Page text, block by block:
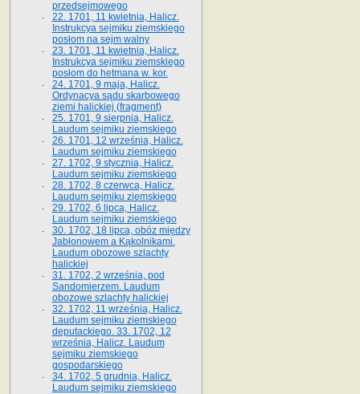
przedsejmowego
22. 1701, 11 kwietnia, Halicz.
Instrukcya sejmiku ziemskiego
posłom na sejm walny
23. 1701, 11 kwietnia, Halicz.
Instrukcya sejmiku ziemskiego
posłom do hetmana w. kor.
24. 1701, 9 maja, Halicz.
Ordynacya sądu skarbowego
ziemi halickiej (fragment)
25. 1701, 9 sierpnia, Halicz.
Laudum sejmiku ziemskiego
26. 1701, 12 września, Halicz.
Laudum sejmiku ziemskiego
27. 1702, 9 stycznia, Halicz.
Laudum sejmiku ziemskiego
28. 1702, 8 czerwca, Halicz.
Laudum sejmiku ziemskiego
29. 1702, 6 lipca, Halicz.
Laudum sejmiku ziemskiego
30. 1702, 18 lipca, obóz między
Jabłonowem a Kąkolnikami.
Laudum obozowe szlachty
halickiej
31. 1702, 2 września, pod
Sandomierzem. Laudum
obozowe szlachty halickiej
32. 1702, 11 września, Halicz.
Laudum sejmiku ziemskiego
deputackiego. 33. 1702, 12
września, Halicz. Laudum
sejmiku ziemskiego
gospodarskiego
34. 1702, 5 grudnia, Halicz.
Laudum sejmiku ziemskiego